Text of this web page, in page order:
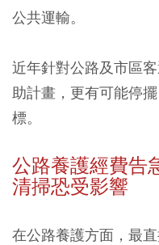
公共運輸。
近年針對公路及市區
助計畫，更有可能停
標。
公路養護經費告
清掃恐受影響
在公路養護方面，最直